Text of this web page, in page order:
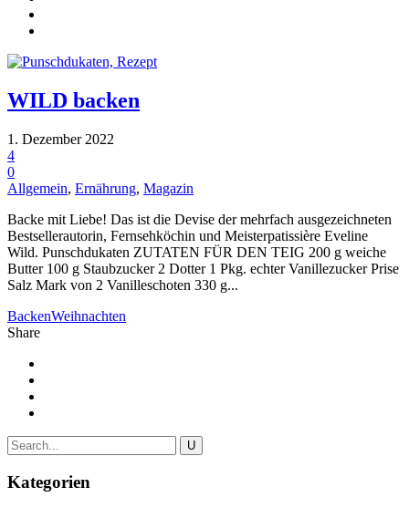
WILD backen
1. Dezember 2022
4
0
Allgemein, Ernährung, Magazin
Backe mit Liebe! Das ist die Devise der mehrfach ausgezeichneten
Bestsellerautorin, Fernsehköchin und Meisterpatissière Eveline
Wild. Punschdukaten ZUTATEN FÜR DEN TEIG 200 g weiche
Butter 100 g Staubzucker 2 Dotter 1 Pkg. echter Vanillezucker Prise
Salz Mark von 2 Vanilleschoten 330 g...
BackenWeihnachten
Share
Kategorien